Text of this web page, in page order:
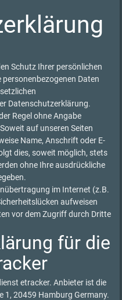
Schutz Ihrer persönlichen
Daten
Datenschutzerklärung.
Regel ohne Angabe
auf unseren Seiten
Name, Anschrift oder E-
dies, soweit möglich, stets
ohne Ihre ausdrückliche
im Internet (z.B.
aufweisen
vor dem Zugriff durch Dritte
für die
etracker. Anbieter ist die
1, 20459 Hamburg Germany.